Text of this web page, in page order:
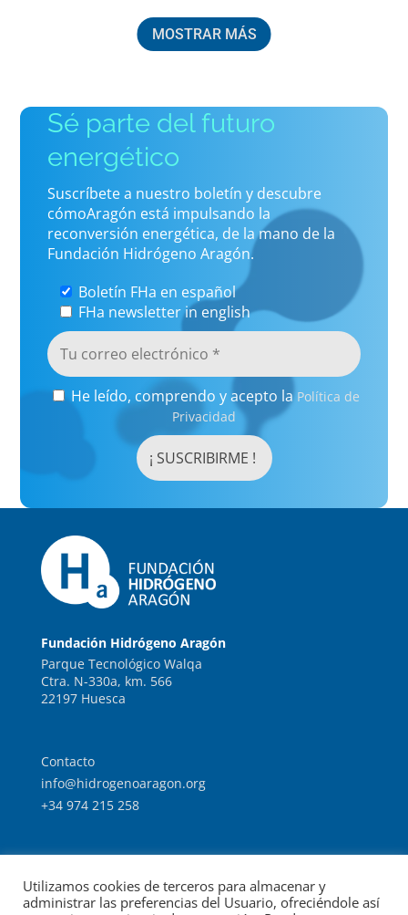
MOSTRAR MÁS
Sé parte del futuro
energético
Suscríbete a nuestro boletín y descubre
cómoAragón está impulsando la
reconversión energética, de la mano de la
Fundación Hidrógeno Aragón.
Boletín FHa en español
FHa newsletter in english
He leído, comprendo y acepto la Política de
Privacidad
Fundación Hidrógeno Aragón
Parque Tecnológico Walqa
Ctra. N-330a, km. 566
22197 Huesca
Contacto
info@hidrogenoaragon.org
+34 974 215 258
Intranet
Utilizamos cookies de terceros para almacenar y
administrar las preferencias del Usuario, ofreciéndole así